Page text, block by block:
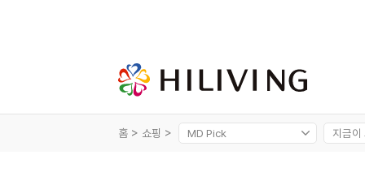
홈 > 쇼핑 >